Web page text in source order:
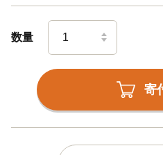
数量
寄